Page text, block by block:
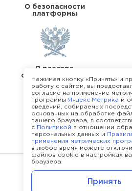
О безопасности
платформы
В реестре
операторов перс.
данных
О команде
©2013 - 2026.
Политика
Нажимая кнопку «Принять» и
работу с сайтом, вы
согласие на применение
программы Яндекс Метрика и
сведений, собираемых
основанных на обработке
вашего браузера, в
с Политикой в отношении
персональных данных и
применения метрических
в любое время можете
файлов cookie в настройках
браузера.
Принять